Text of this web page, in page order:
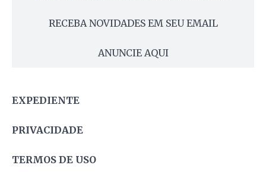
RECEBA NOVIDADES EM SEU EMAIL
ANUNCIE AQUI
EXPEDIENTE
PRIVACIDADE
TERMOS DE USO